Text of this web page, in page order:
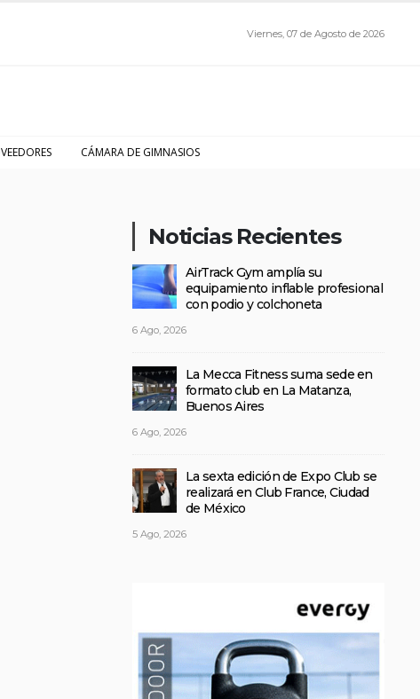
Viernes, 07 de Agosto de 2026
CÁMARA DE GIMNASIOS
Noticias Recientes
AirTrack Gym amplía su
equipamiento inflable profesional
con podio y colchoneta
6 Ago, 2026
La Mecca Fitness suma sede en
formato club en La Matanza,
Buenos Aires
6 Ago, 2026
La sexta edición de Expo Club se
realizará en Club France, Ciudad
de México
5 Ago, 2026